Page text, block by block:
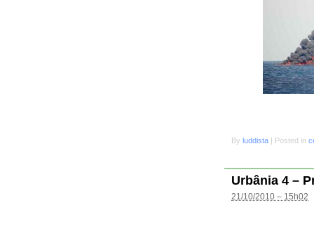
By luddista | Posted in
Urbânia 4 –
21/10/2010 – 15h02